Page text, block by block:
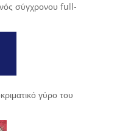
σύγχρονου full-
γύρο του